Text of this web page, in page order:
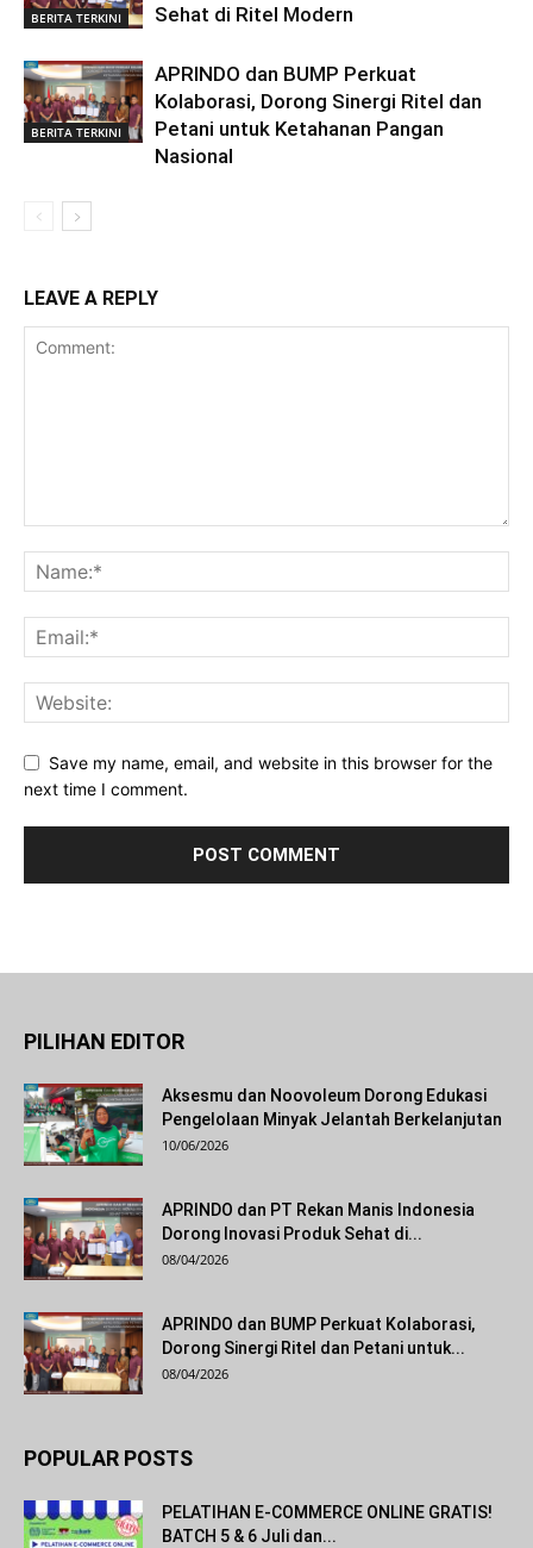
BERITA TERKINI
Sehat di Ritel Modern
BERITA TERKINI
APRINDO dan BUMP Perkuat
Kolaborasi, Dorong Sinergi Ritel dan
Petani untuk Ketahanan Pangan
Nasional
LEAVE A REPLY
Save my name, email, and website in this browser for the
next time I comment.
PILIHAN EDITOR
Aksesmu dan Noovoleum Dorong Edukasi
Pengelolaan Minyak Jelantah Berkelanjutan
10/06/2026
APRINDO dan PT Rekan Manis Indonesia
Dorong Inovasi Produk Sehat di...
08/04/2026
APRINDO dan BUMP Perkuat Kolaborasi,
Dorong Sinergi Ritel dan Petani untuk...
08/04/2026
POPULAR POSTS
PELATIHAN E-COMMERCE ONLINE GRATIS!
BATCH 5 & 6 Juli dan...